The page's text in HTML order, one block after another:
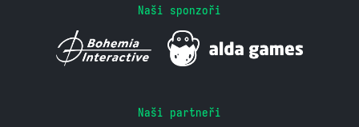
Naši sponzoři
Naši partneři